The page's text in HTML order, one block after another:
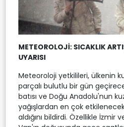
METEOROLOJİ: SICAKLIK
UYARISI
Meteoroloji yetkilileri, ülkenin
parçalı bulutlu bir gün
batısı ve Doğu Anadolu'nun
yağışlardan en çok
aldığını bildirdi. Özellikle İzmir